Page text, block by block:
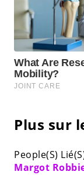
Plus sur
People(S)
Margot